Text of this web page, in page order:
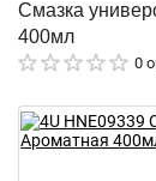
Смазка
400мл
0